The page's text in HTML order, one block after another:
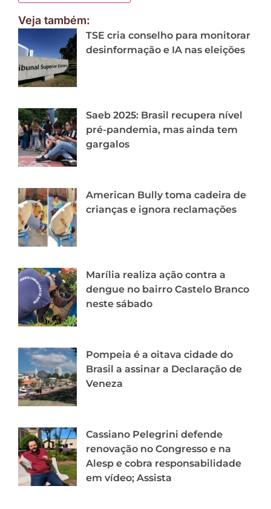
Veja também:
TSE cria conselho para monitorar
desinformação e IA nas eleições
Saeb 2025: Brasil recupera nível
pré-pandemia, mas ainda tem
gargalos
American Bully toma cadeira de
crianças e ignora reclamações
Marília realiza ação contra a
dengue no bairro Castelo Branco
neste sábado
Pompeia é a oitava cidade do
Brasil a assinar a Declaração de
Veneza
Cassiano Pelegrini defende
renovação no Congresso e na
Alesp e cobra responsabilidade
em vídeo; Assista